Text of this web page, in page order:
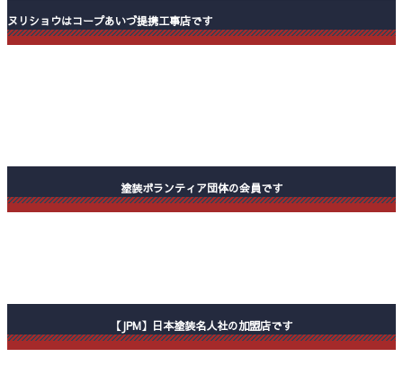
ヌリショウはコープあいづ提携工事店です
塗装ボランティア団体の会員です
【JPM】日本塗装名人社の加盟店です